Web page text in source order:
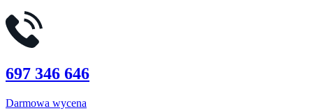
697 346 646
Darmowa wycena